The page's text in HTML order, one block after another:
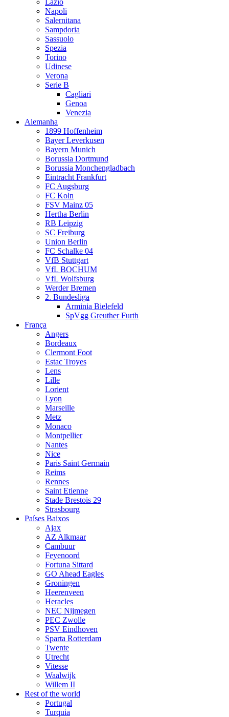
Napoli
Salernitana
Sampdoria
Sassuolo
Spezia
Torino
Udinese
Verona
Serie B
Cagliari
Genoa
Venezia
Alemanha
1899 Hoffenheim
Bayer Leverkusen
Bayern Munich
Borussia Dortmund
Borussia Monchengladbach
Eintracht Frankfurt
FC Augsburg
FC Koln
FSV Mainz 05
Hertha Berlin
RB Leipzig
SC Freiburg
Union Berlin
FC Schalke 04
VfB Stuttgart
VfL BOCHUM
VfL Wolfsburg
Werder Bremen
2. Bundesliga
Arminia Bielefeld
SpVgg Greuther Furth
França
Angers
Bordeaux
Clermont Foot
Estac Troyes
Lens
Lille
Lorient
Lyon
Marseille
Metz
Monaco
Montpellier
Nantes
Nice
Paris Saint Germain
Reims
Rennes
Saint Etienne
Stade Brestois 29
Strasbourg
Países Baixos
Ajax
AZ Alkmaar
Cambuur
Feyenoord
Fortuna Sittard
GO Ahead Eagles
Groningen
Heerenveen
Heracles
NEC Nijmegen
PEC Zwolle
PSV Eindhoven
Sparta Rotterdam
Twente
Utrecht
Vitesse
Waalwijk
Willem II
Rest of the world
Portugal
Turquia